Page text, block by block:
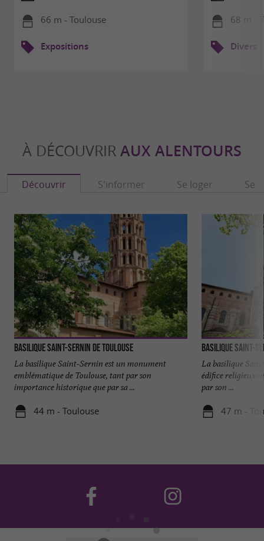
66 m - Toulouse
Expositions
68 m -
Divers
À DÉCOUVRIR AUX ALENTOURS
Découvrir S'informer Se loger Se
Basilique Saint-Sernin de Toulouse
La basilique Saint-Sernin est un monument
emblématique de Toulouse, tant par son
importance historique que par sa ...
44 m - Toulouse
Basilique Saint-
La basilique
édifice religieux
par son ...
47 m -